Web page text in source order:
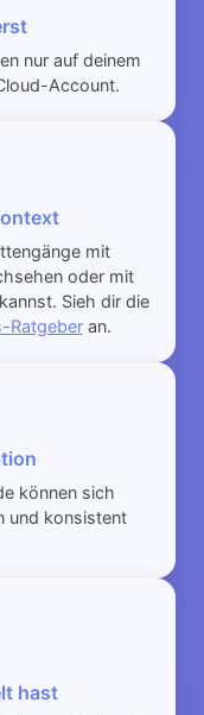
nur auf deinem
Account.
mit
oder mit
Sieh dir die
Ratgeberan.
können sich
und konsistent
hast